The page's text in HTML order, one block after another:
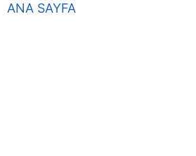
ANA SAYFA